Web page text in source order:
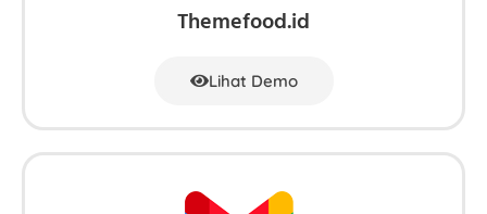
Themefood.id
Lihat Demo